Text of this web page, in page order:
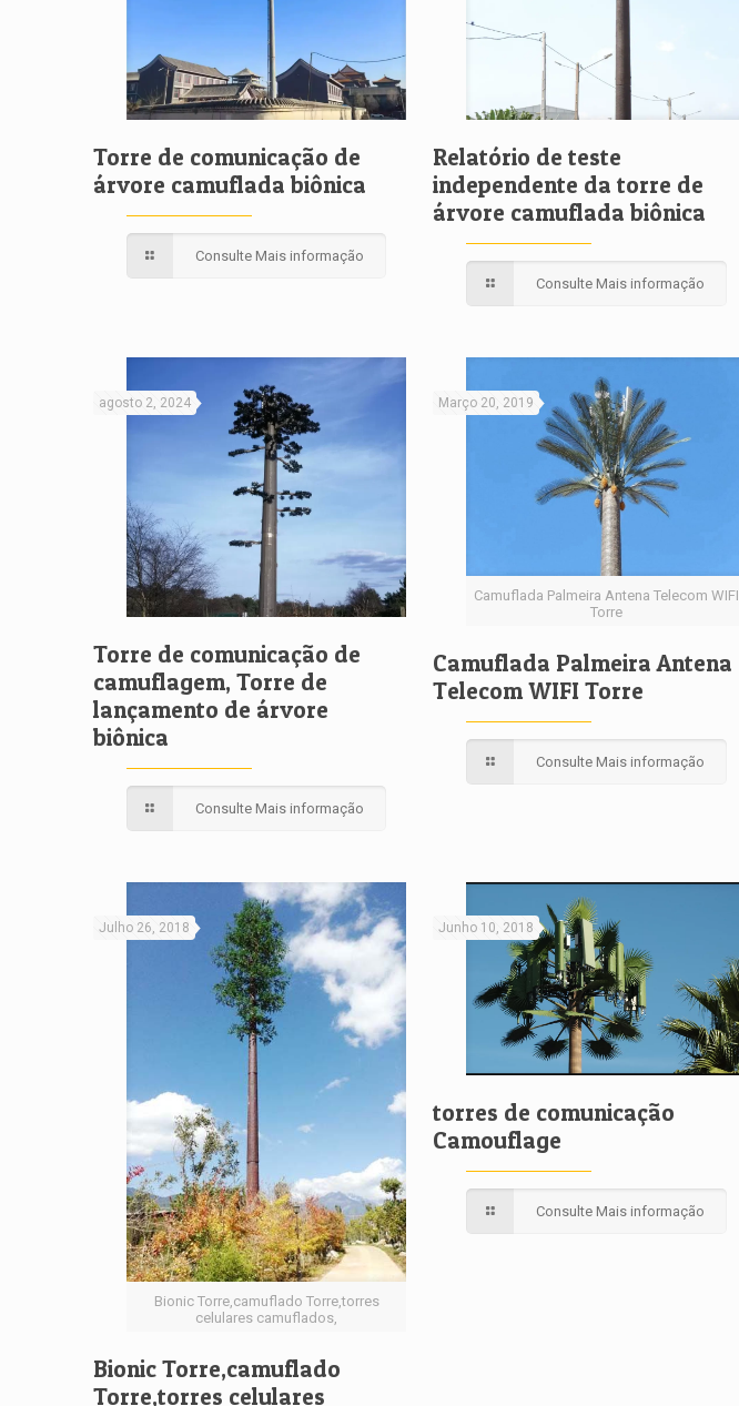
Torre de comunicação de
árvore camuflada biônica
Consulte Mais informação
Relatório de teste
independente da torre de
árvore camuflada biônica
Consulte Mais informação
agosto 2, 2024
Torre de comunicação de
camuflagem, Torre de
lançamento de árvore
biônica
Consulte Mais informação
Camuflada Palmeira Antena Telecom WIFI
Torre
Março 20, 2019
Camuflada Palmeira Antena
Telecom WIFI Torre
Consulte Mais informação
Bionic Torre,camuflado Torre,torres
celulares camuflados,
Julho 26, 2018
Bionic Torre,camuflado
Torre,torres celulares
Junho 10, 2018
torres de comunicação
Camouflage
Consulte Mais informação